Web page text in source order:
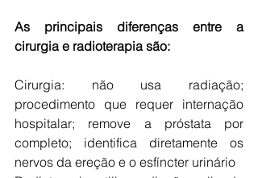
As principais diferenças entre a
cirurgia e radioterapia são:
Cirurgia: não usa radiação;
procedimento que requer internação
hospitalar; remove a próstata por
completo; identifica diretamente os
nervos da ereção e o esfíncter urinário